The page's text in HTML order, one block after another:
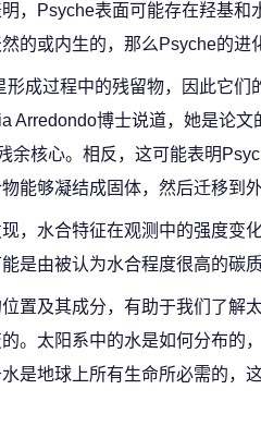
，Psyche表面可能存在羟基
的或内生的，那么Psyche的进
形成过程中的残留物，因此它
Arredondo博士说道，她是论
余核心。相反，这可能表明
能够凝结成固体，然后迁移到
，水合特征在观测中的强度变
是由被认为水合程度很高的碳
置及其成分，有助于我们了解
。太阳系中的水是如何分布的
是地球上所有生命所必需的，